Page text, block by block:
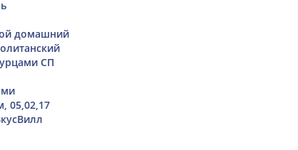
домашний
СП
05,02,17